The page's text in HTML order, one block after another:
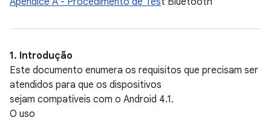
1. Introdução
Este documento enumera os requisitos que precisam ser
atendidos para que os dispositivos
sejam compatíveis com o Android 4.1.
O uso